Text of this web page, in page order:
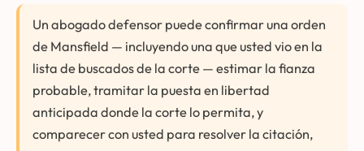
Un abogado defensor puede confirmar una orden
de Mansfield — incluyendo una que usted vio en la
lista de buscados de la corte — estimar la fianza
probable, tramitar la puesta en libertad
anticipada donde la corte lo permita, y
comparecer con usted para resolver la citación,